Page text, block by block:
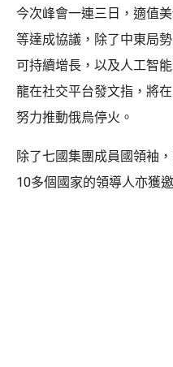
今次峰會一連三日，適值
等達成協議，除了中東局
可持續增長，以及人工智
龍在社交平台發文指，將
努力推動俄烏停火。
除了七國集團成員國領袖
10多個國家的領導人亦獲